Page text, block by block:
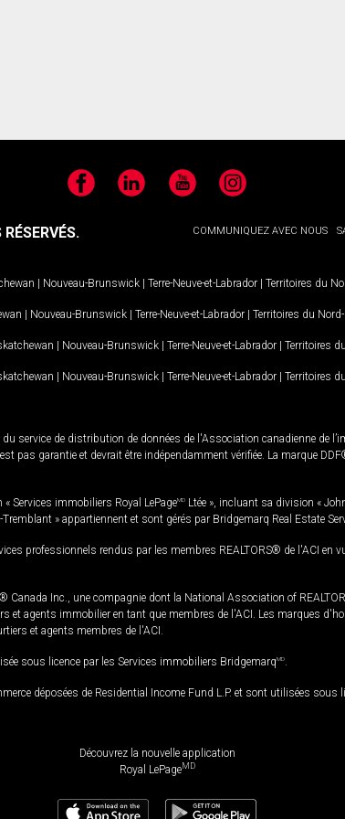
FacebookLinkedIn YouTubeInstagram
COMMUNIQUEZ AVEC NOUS
| Nouveau-Brunswick | Terre-Neuve-et-Labrador | Territoires du
| Nouveau-Brunswick | Terre-Neuve-et-Labrador | Territoires du
| Nouveau-Brunswick | Terre-Neuve-et-Labrador | Territoires
| Nouveau-Brunswick | Terre-Neuve-et-Labrador | Territoires
du service de distribution de données de l'Association canadienne de
pas garantie et devrait être indépendamment vérifiée. La marque
Services immobiliers Royal LePageMD Ltée », incluant sa division «
» appartiennent et sont gérés par Bridgemarq Real Estate
professionnels rendus par les membres REALTORS® de l'ACI en
Canada Inc., une compagnie dont la National Association of
et agents immobilier en tant que membres de l'ACI. Les marques
et agents membres de l'ACI.
sous licence par les Services immobiliers BridgemarqMD
déposées de Residential Income Fund L.P. et sont utilisées
Découvrez la nouvelle application
Royal LePageMD